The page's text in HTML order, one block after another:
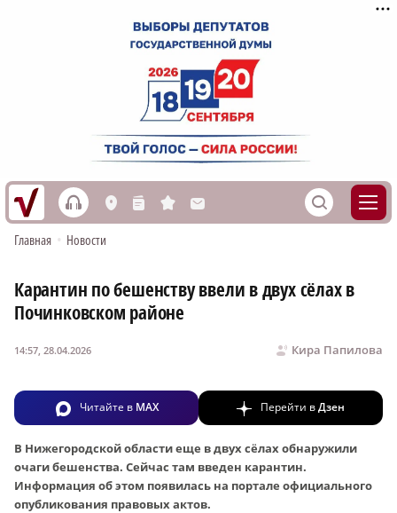
h L n s M S
Главная • Новости
Карантин по бешенству ввели в двух сёлах в
Починковском районе
Кира Папилова
14:57, 28.04.2026
Читайте в MAX Перейти вДзен
В Нижегородской области еще в двух сёлах обнаружили
очаги бешенства. Сейчас там введен карантин.
Информация об этом появилась на портале официального
опубликования правовых актов.